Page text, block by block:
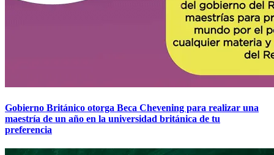
Gobierno Británico otorga Beca Chevening para realizar una
maestría de un año en la universidad británica de tu
preferencia